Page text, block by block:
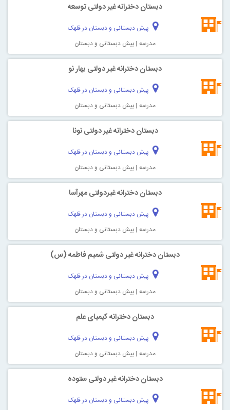
دبستان دخترانه غیر دولتی توسعه
پیش دبستانی و دبستان در قلهک
مدرسه | پیش دبستانی و دبستان
دبستان دخترانه غیر دولتی بهار نو
پیش دبستانی و دبستان در قلهک
مدرسه | پیش دبستانی و دبستان
دبستان دخترانه غیر دولتی نونا
پیش دبستانی و دبستان در قلهک
مدرسه | پیش دبستانی و دبستان
دبستان دخترانه غیردولتی مهرآسا
پیش دبستانی و دبستان در قلهک
مدرسه | پیش دبستانی و دبستان
دبستان دخترانه غیر دولتی شمیم فاطمه (س)
پیش دبستانی و دبستان در قلهک
مدرسه | پیش دبستانی و دبستان
دبستان دخترانه کیمیای علم
پیش دبستانی و دبستان در قلهک
مدرسه | پیش دبستانی و دبستان
دبستان دخترانه غیر دولتی ستوده
پیش دبستانی و دبستان در قلهک